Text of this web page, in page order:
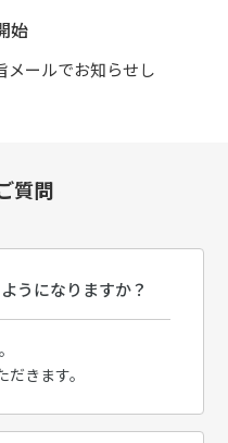
始
メールでお知らせし
質問
うになりますか？
きます。